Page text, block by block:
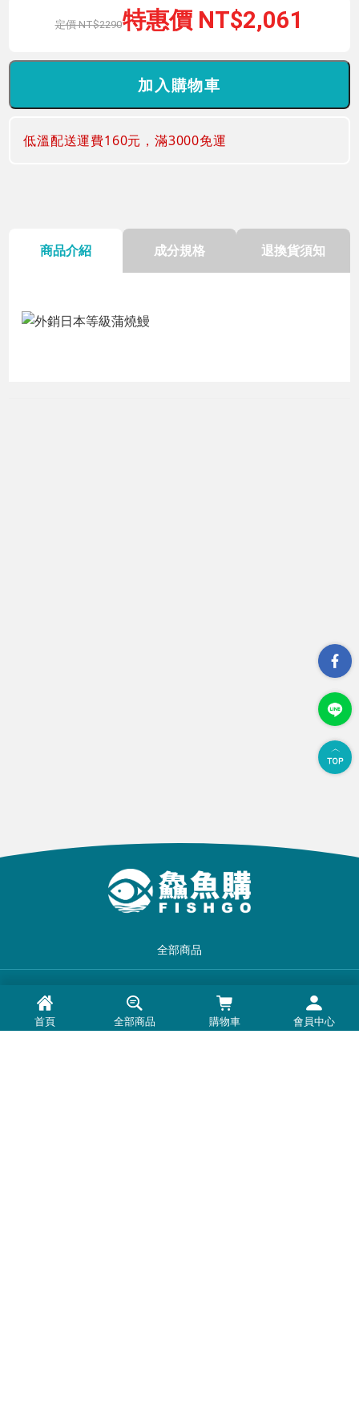
2290 2,061
低溫配送運費160元，滿3000免運
商品介紹 成分規格 退換貨須知
全部商品
最新消息
首頁 全部商品 購物車 會員中心